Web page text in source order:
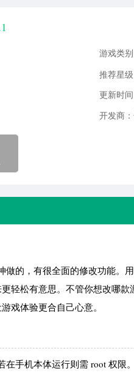
游戏类
推荐星级
更新时
开发商
的，有很全面的修改功能。
轻松有意思。不管你想改哪
戏体验更合自己心意。
手机本体运行则需 root 权限。